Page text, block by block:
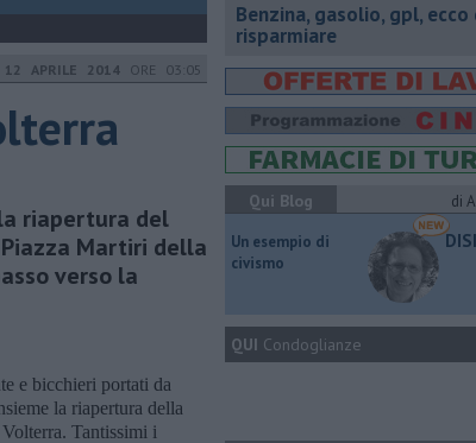
12 APRILE 2014 ORE 03:05
riapertura del
Martiri della
verso la
e bicchieri portati da
la riapertura della
Tantissimi i
​Benzina, gasolio, gpl, ecco
risparmiare
Qui Blog
di
​Un esempio di
civismo
QUI Condoglianze